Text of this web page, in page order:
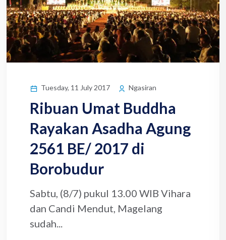
Tuesday, 11 July 2017 Ngasiran
Ribuan Umat Buddha
Rayakan Asadha Agung
2561 BE/ 2017 di
Borobudur
Sabtu, (8/7) pukul 13.00 WIB Vihara
dan Candi Mendut, Magelang
sudah...